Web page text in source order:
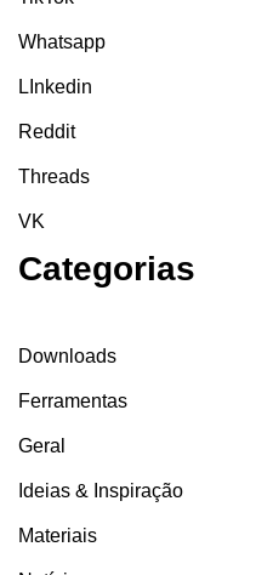
Whatsapp
LInkedin
Reddit
Threads
VK
Categorias
Downloads
Ferramentas
Geral
Ideias & Inspiração
Materiais